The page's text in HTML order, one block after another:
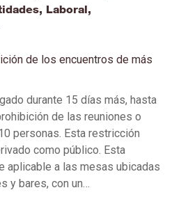
, Laboral,
durante 15 días más, hasta
de las reuniones o
personas. Esta restricción
como público. Esta
aplicable a las mesas ubicadas
y bares, con un…